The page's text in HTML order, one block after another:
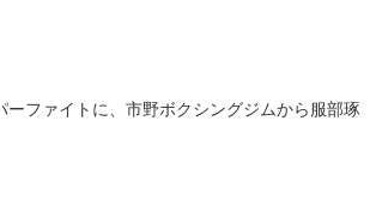
ファイトに、市野ボクシングジムから服部琢